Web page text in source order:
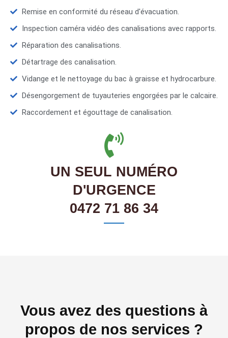
Remise en conformité du réseau d'évacuation.
Inspection caméra vidéo des canalisations avec rapports.
Réparation des canalisations.
Détartrage des canalisation.
Vidange et le nettoyage du bac à graisse et hydrocarbure.
Désengorgement de tuyauteries engorgées par le calcaire.
Raccordement et égouttage de canalisation.
UN SEUL NUMÉRO
D'URGENCE
0472 71 86 34
Vous avez des questions à
propos de nos services ?